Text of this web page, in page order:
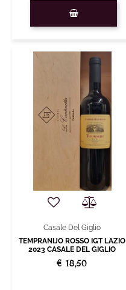
Casale Del Giglio
TEMPRANIJO ROSSO IGT LAZIO
2023 CASALE DEL GIGLIO
€ 18,50